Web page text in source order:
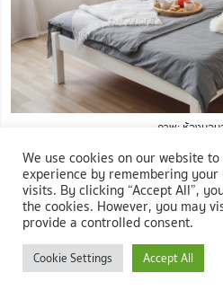
ภาพ: ห้องนอ
We use cookies on our website
experience by remembering
visits. By clicking “Accept All”,
the cookies. However, you may
provide a controlled consent.
Cookie Settings Accept All